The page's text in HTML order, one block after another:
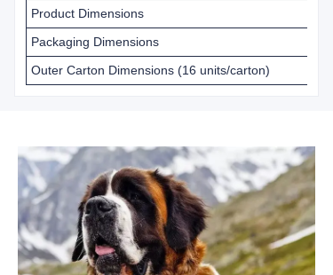
Product Dimensions
Packaging Dimensions
Outer Carton Dimensions (16 units/carton)